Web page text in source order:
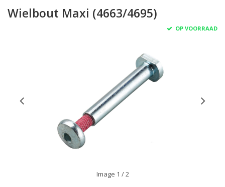
Wielbout Maxi (4663/4695)
OP VOORRAAD
Image 1 / 2